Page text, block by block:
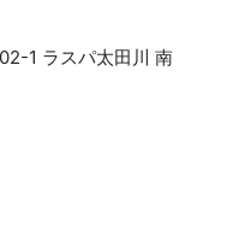
1 ラスパ太田川 南